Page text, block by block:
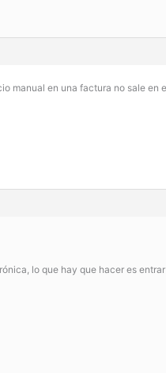
manual en una factura no sale en
lo que hay que hacer es